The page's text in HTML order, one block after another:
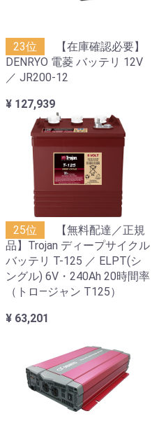
23位
【在庫確認必要】
DENRYO 電菱 バッテリ 12V
／ JR200-12
¥ 127,939
25位
【無料配達／正規
品】Trojan ディープサイクル
バッテリ T-125 ／ ELPT(シ
ングル) 6V・240Ah 20時間率
（トロ―ジャン T125）
¥ 63,201